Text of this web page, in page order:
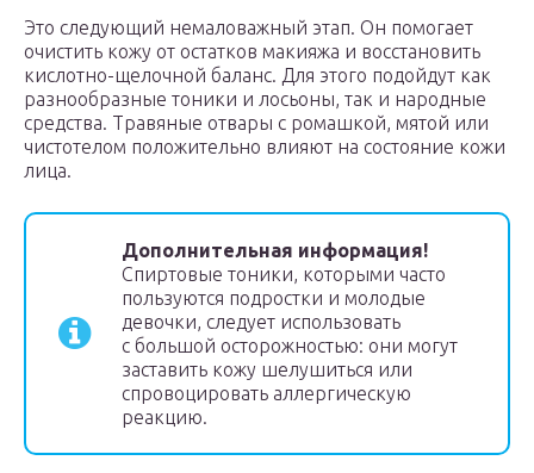
Это следующий немаловажный этап. Он помогает
очистить кожу от остатков макияжа и восстановить
кислотно-щелочной баланс. Для этого подойдут как
разнообразные тоники и лосьоны, так и народные
средства. Травяные отвары с ромашкой, мятой или
чистотелом положительно влияют на состояние кожи
лица.
Дополнительная информация!
Спиртовые тоники, которыми часто
пользуются подростки и молодые
девочки, следует использовать
с большой осторожностью: они могут
заставить кожу шелушиться или
спровоцировать аллергическую
реакцию.